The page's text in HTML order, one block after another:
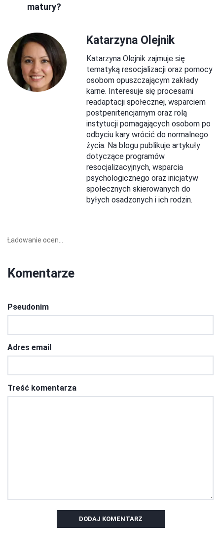
matury?
Katarzyna Olejnik
Katarzyna Olejnik zajmuje się
tematyką resocjalizacji oraz pomocy
osobom opuszczającym zakłady
karne. Interesuje się procesami
readaptacji społecznej, wsparciem
postpenitencjarnym oraz rolą
instytucji pomagających osobom po
odbyciu kary wrócić do normalnego
życia. Na blogu publikuje artykuły
dotyczące programów
resocjalizacyjnych, wsparcia
psychologicznego oraz inicjatyw
społecznych skierowanych do
byłych osadzonych i ich rodzin.
Ładowanie ocen...
Komentarze
Pseudonim
Adres email
Treść komentarza
DODAJ KOMENTARZ